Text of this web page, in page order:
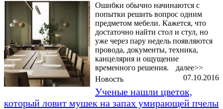
Ошибки обычно начинаются с
попытки решить вопрос одним
предметом мебели. Кажется, что
достаточно найти стол и стул, но
уже через пару недель появляются
провода, документы, техника,
канцелярия и ощущение
временного решения.
далее>>
07.10.2016
Новость
Ученые нашли цветок,
который ловит мушек на запах умирающей пчелы